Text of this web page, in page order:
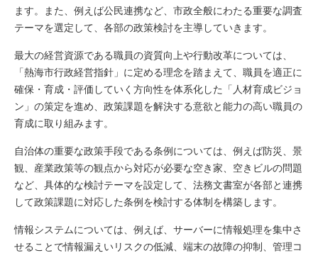
ます。また、例えば公民連携など、市政全般にわたる重要な調査
テーマを選定して、各部の政策検討を主導していきます。
最大の経営資源である職員の資質向上や行動改革については、
「熱海市行政経営指針」に定める理念を踏まえて、職員を適正に
確保・育成・評価していく方向性を体系化した「人材育成ビジョ
ン」の策定を進め、政策課題を解決する意欲と能力の高い職員の
育成に取り組みます。
自治体の重要な政策手段である条例については、例えば防災、景
観、産業政策等の観点から対応が必要な空き家、空きビルの問題
など、具体的な検討テーマを設定して、法務文書室が各部と連携
して政策課題に対応した条例を検討する体制を構築します。
情報システムについては、例えば、サーバーに情報処理を集中さ
せることで情報漏えいリスクの低減、端末の故障の抑制、管理コ